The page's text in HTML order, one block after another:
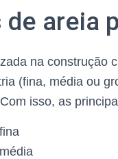
de areia
na construção
(fina, média ou
isso, as